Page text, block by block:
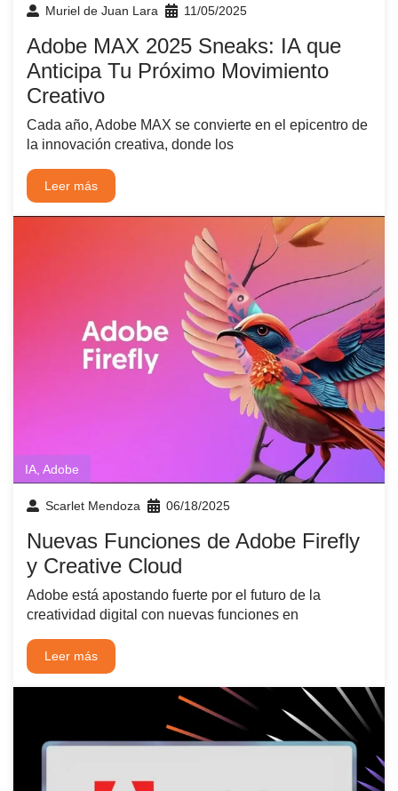
Muriel de Juan Lara 11/05/2025
Adobe MAX 2025 Sneaks: IA que
Anticipa Tu Próximo Movimiento
Creativo
Cada año, Adobe MAX se convierte en el epicentro de
la innovación creativa, donde los
Leer más
IA, Adobe
Scarlet Mendoza 06/18/2025
Nuevas Funciones de Adobe Firefly
y Creative Cloud
Adobe está apostando fuerte por el futuro de la
creatividad digital con nuevas funciones en
Leer más